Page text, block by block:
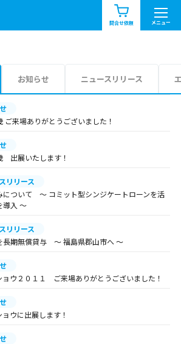
問合せ依頼 メニュー
お知らせ一覧
エリア情報を見る
お知らせ ニュースリリース
ご来場ありがとうございました！
出展いたします！
リリース
について ～ コミット型シンジケートローンを活
導入 ～
リリース
長期無償貸与 ～ 福島県郡山市へ ～
ョウ２０１１ ご来場ありがとうございました！
ウに出展します！